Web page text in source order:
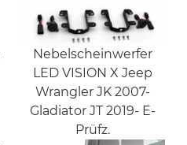
Nebelscheinwerfer
LED VISION X Jeep
Wrangler JK 2007-
Gladiator JT 2019- E-
Prüfz.